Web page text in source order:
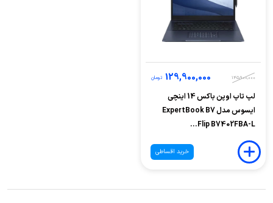
145,900,000
129,900,000 تومان
لپ تاپ اوپن باکس 14 اینچی
ایسوس مدل ExpertBook B7
Flip B7402FBA-L...
خرید اقساطی